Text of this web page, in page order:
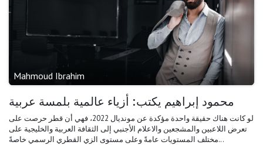
Mahmoud Ibrahim
محمود إبراهيم يكتب: أزياء عالمية بلمسة عربية
لو كانت هناك حقيقة واحدة مؤكدة عن مونديال 2022، فهي أن قطر حرصت على
تعرض اللاعبين والمشجعين والاعلام الأجنبي إلى الثقافة العربية والخليجية على
مختلف المستويات عامةً وعلى مستوى الزي القطري الرسمي خاصةً...